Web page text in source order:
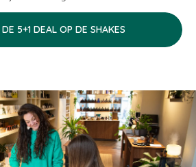
5+1 DEAL OP DE SHAKES